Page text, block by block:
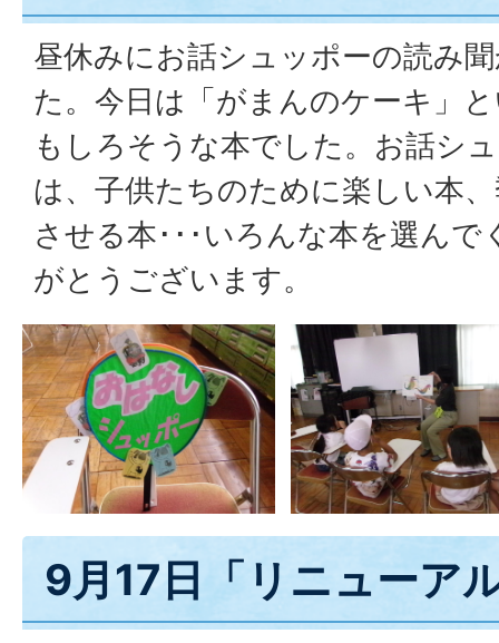
昼休みにお話シュッポーの読み
た。今日は「がまんのケーキ」
もしろそうな本でした。お話シ
は、子供たちのために楽しい本
させる本･･･いろんな本を選ん
がとうございます。
9月17日「リニューア